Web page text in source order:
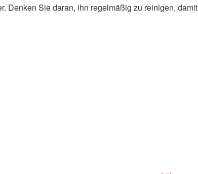
Denken Sie daran, ihn regelmäßig zu reinigen, damit